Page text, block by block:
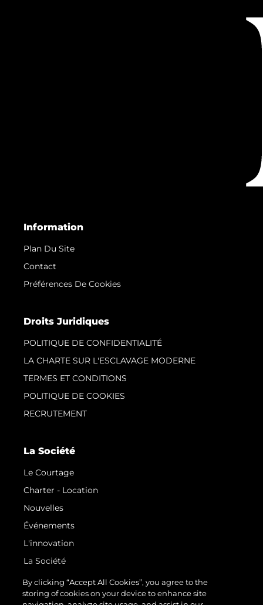
Information
Plan Du Site
Contact
Préférences De Cookies
Droits Juridiques
POLITIQUE DE CONFIDENTIALITÉ
LA CHARTE SUR L'ESCLAVAGE MODERNE
TERMES ET CONDITIONS
POLITIQUE DE COOKIES
RECRUTEMENT
La Société
Le Courtage
Charter - Location
Nouvelles
Événements
L'innovation
La Société
Notre Équipe
Style De Vie
By clicking “Accept All Cookies”, you agree to the
storing of cookies on your device to enhance site